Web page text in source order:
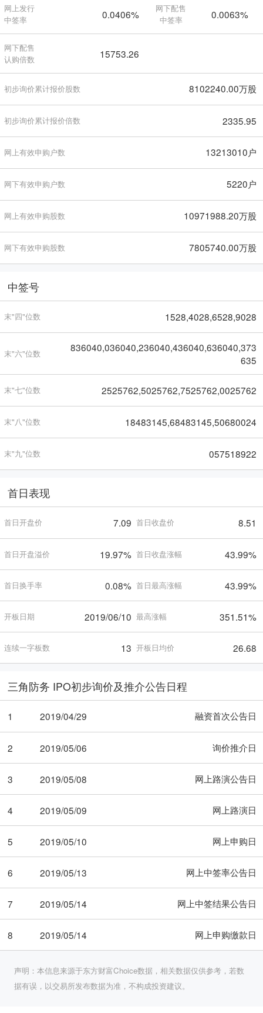
网上发行
中签率
0.0406%
网下配售
中签率
0.0063%
网下配售
认购倍数
15753.26
初步询价累计报价股数 8102240.00万股
初步询价累计报价倍数 2335.95
网上有效申购户数 13213010户
网下有效申购户数 5220户
网上有效申购股数 10971988.20万股
网下有效申购股数 7805740.00万股
中签号
末"四"位数 1528,4028,6528,9028
末"六"位数
836040,036040,236040,436040,636040,373
635
末"七"位数 2525762,5025762,7525762,0025762
末"八"位数 18483145,68483145,50680024
末"九"位数 057518922
首日表现
首日开盘价 7.09 首日收盘价 8.51
首日开盘溢价 19.97% 首日收盘涨幅 43.99%
首日换手率 0.08% 首日最高涨幅 43.99%
开板日期 2019/06/10 最高涨幅 351.51%
连续一字板数 13 开板日均价 26.68
三角防务 IPO初步询价及推介公告日程
1 2019/04/29 融资首次公告日
2 2019/05/06 询价推介日
3 2019/05/08 网上路演公告日
4 2019/05/09 网上路演日
5 2019/05/10 网上申购日
6 2019/05/13 网上中签率公告日
7 2019/05/14 网上中签结果公告日
8 2019/05/14 网上申购缴款日
声明：本信息来源于东方财富Choice数据，相关数据仅供参考，若数
据有误，以交易所发布数据为准，不构成投资建议。